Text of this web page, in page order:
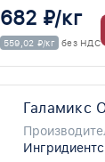
682 ₽/кг
559,02 ₽/кг без НДС
Галамикс